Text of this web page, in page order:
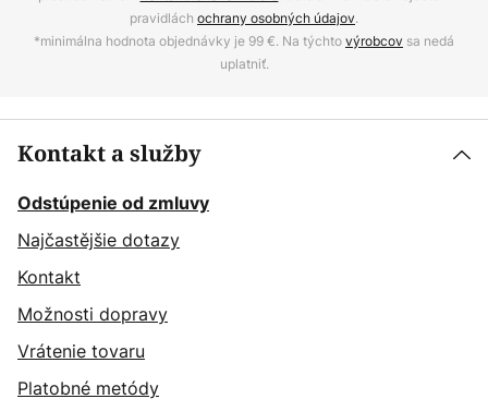
pravidlách ochrany osobných údajov.
*minimálna hodnota objednávky je 99 €. Na týchtovýrobcov sa nedá
uplatniť.
Kontakt a služby
Odstúpenie od zmluvy
Najčastějšie dotazy
Kontakt
Možnosti dopravy
Vrátenie tovaru
Platobné metódy